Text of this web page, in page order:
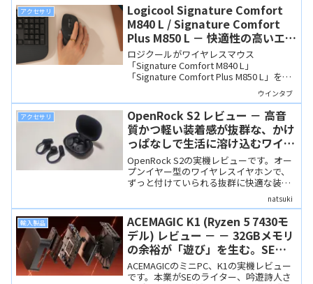
アクセサリ
Logicool Signature Comfort
M840 L / Signature Comfort
Plus M850 L － 快適性の高いエル
ゴ設計のマウス
ロジクールがワイヤレスマウス
「Signature Comfort M840 L」
「Signature Comfort Plus M850 L」を発
表しました。M850 Lは手のひら部分にク
ッションがついた、ちょっと個性的な製
品です。基本機能が充実した、長時間使
っても疲れにくいエルゴ設計のマウスで
す。
ウインタブ
アクセサリ
OpenRock S2 レビュー － 高音
質かつ軽い装着感が抜群な、かけ
っぱなしで生活に溶け込むワイヤ
レスイヤホン
OpenRock S2の実機レビューです。オー
プンイヤー型のワイヤレスイヤホンで、
ずっと付けていられる抜群に快適な装着
感が魅力です。音質もよく、オープンイ
ヤー型ならではの、外部音と溶け込んだ
リアリティあふれる音響を楽しめます。
natsuki
輸入製品
ACEMAGIC K1 (Ryzen 5 7430モ
デル) レビュー － － 32GBメモリ
の余裕が「遊び」を生む。SE目
線で実践する、一歩踏み込んだミ
ニPC活用術
ACEMAGICのミニPC、K1の実機レビュー
です。本業がSEのライター、吟遊詩人さ